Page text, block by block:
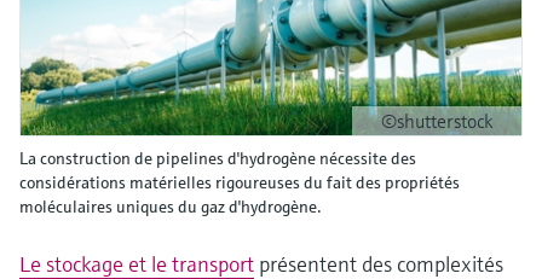
©shutterstock
La construction de pipelines d'hydrogène nécessite des
considérations matérielles rigoureuses du fait des propriétés
moléculaires uniques du gaz d'hydrogène.
Le stockage et le transport présentent des complexités